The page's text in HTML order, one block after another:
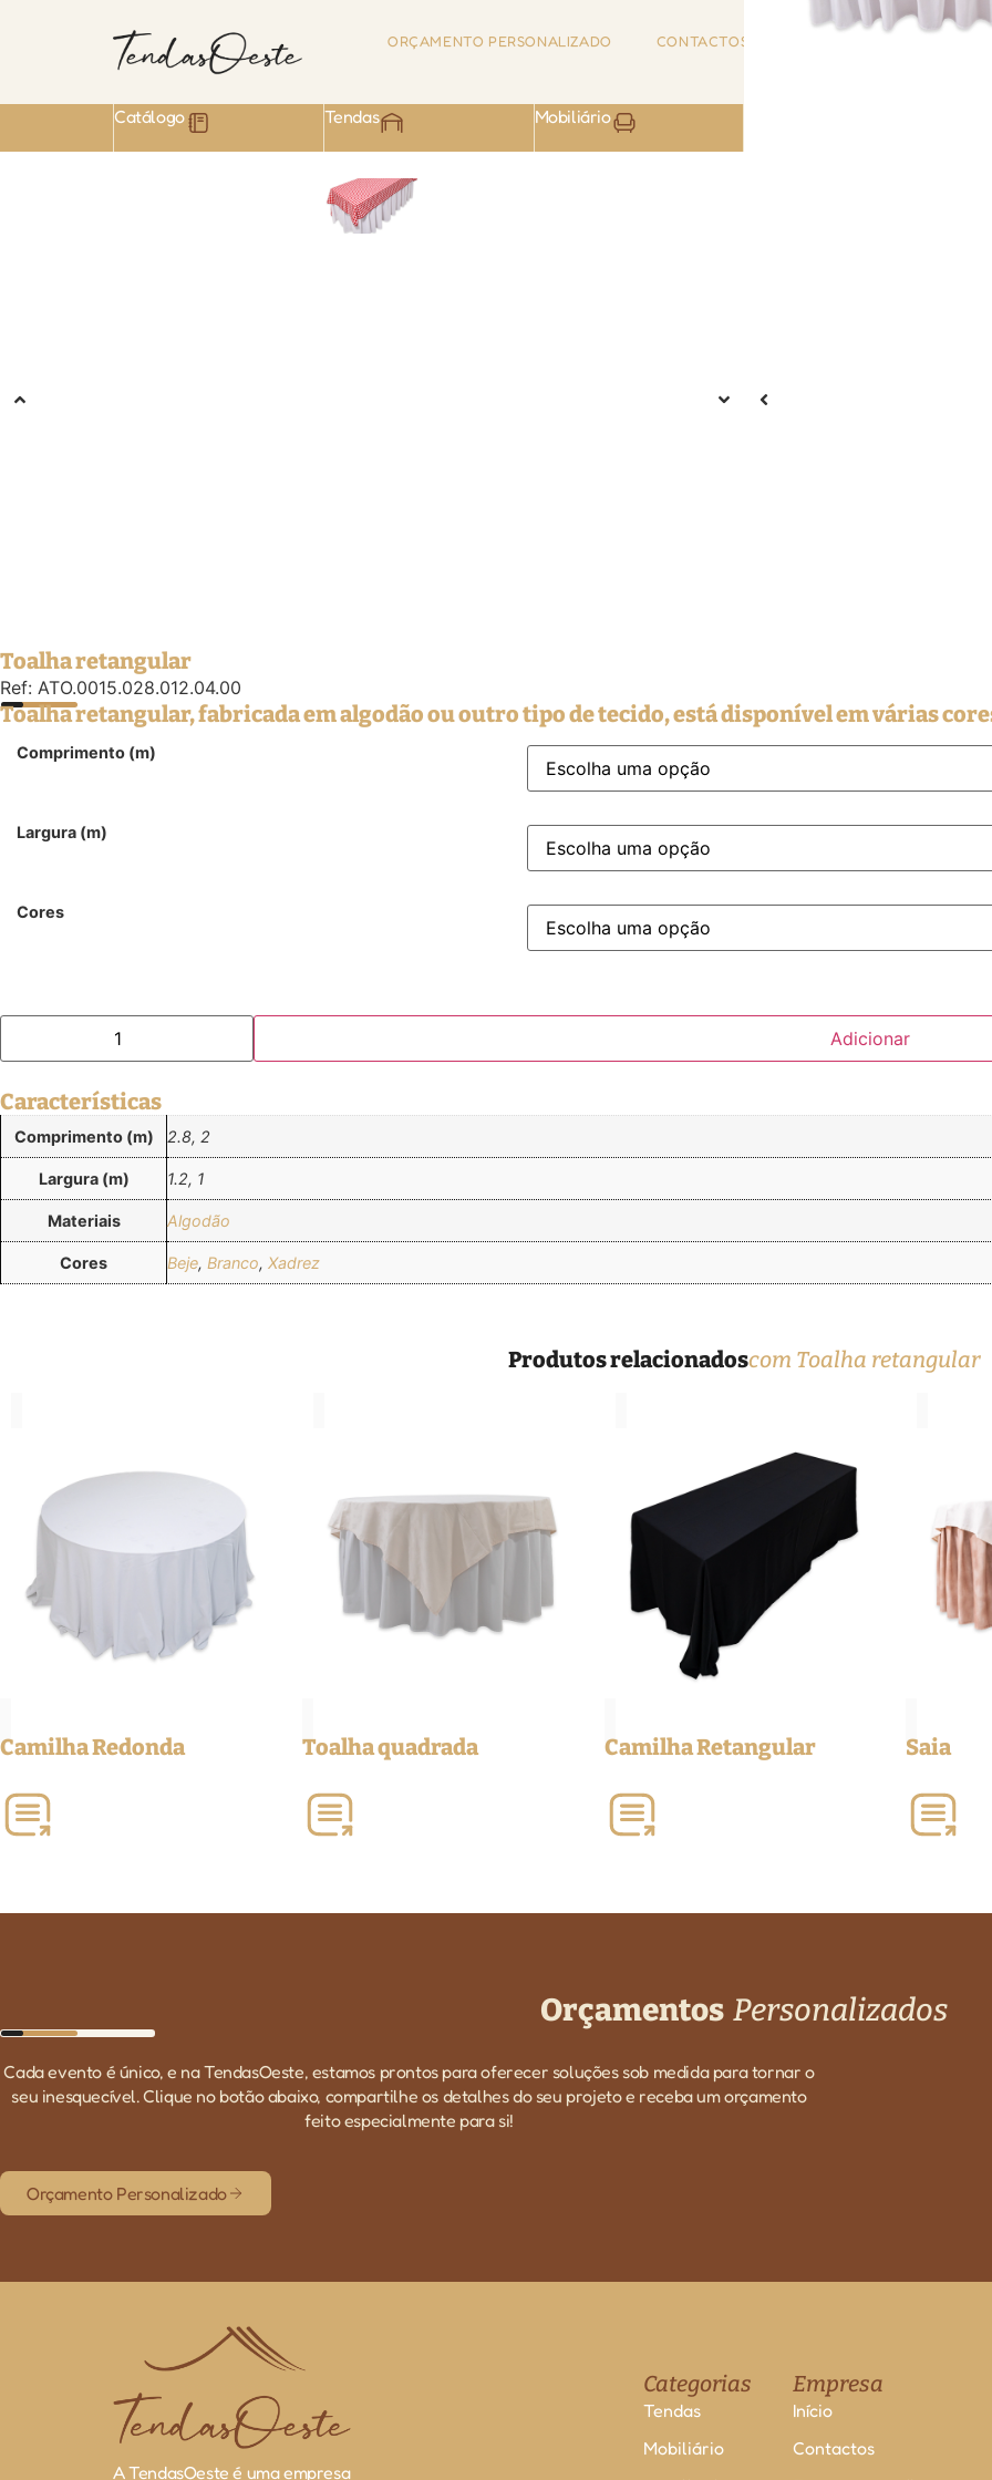
ORÇAMENTO PERSONALIZADO CONTACTOS
Catálogo Tendas Mobiliário
Toalha retangular
Ref: ATO.0015.028.012.04.00
Toalha retangular, fabricada em algodão ou outro tipo de tecido, está disponível em várias
Comprimento (m)
Largura (m)
Cores
Adicionar
Características
Comprimento (m) 2.8, 2
Largura (m) 1.2, 1
Materiais Algodão
Cores Beje, Branco, Xadrez
Produtos relacionadoscom Toalha retangular
Camilha Redonda Toalha quadrada Camilha Retangular Saia
Orçamentos Personalizados
Cada evento é único, e na TendasOeste, estamos prontos para oferecer soluções sob medida para tornar o
seu inesquecível. Clique no botão abaixo, compartilhe os detalhes do seu projeto e receba um orçamento
feito especialmente para si!
Orçamento Personalizado
A TendasOeste é uma empresa
Categorias
Tendas
Mobiliário
Empresa
Início
Contactos